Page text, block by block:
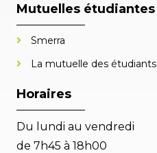
Mutuelles étudiantes
Smerra
La mutuelle des étudiants
Horaires
Du lundi au vendredi
de 7h45 à 18h00